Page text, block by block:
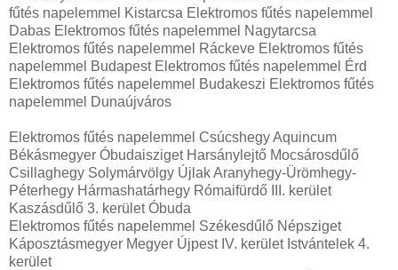
fűtés napelemmel Kistarcsa Elektromos fűtés napelemmel
Dabas Elektromos fűtés napelemmel Nagytarcsa
Elektromos fűtés napelemmel Ráckeve Elektromos fűtés
napelemmel Budapest Elektromos fűtés napelemmel Érd
Elektromos fűtés napelemmel Budakeszi Elektromos fűtés
napelemmel Dunaújváros
Elektromos fűtés napelemmel Csúcshegy Aquincum
Békásmegyer Óbudaisziget Harsánylejtő Mocsárosdűlő
Csillaghegy Solymárvölgy Újlak Aranyhegy-Ürömhegy-
Péterhegy Hármashatárhegy Rómaifürdő III. kerület
Kaszásdűlő 3. kerület Óbuda
Elektromos fűtés napelemmel Székesdűlő Népsziget
Káposztásmegyer Megyer Újpest IV. kerület Istvántelek 4.
kerület